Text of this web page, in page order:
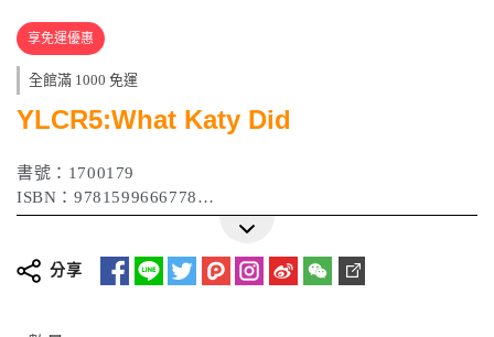
享免運優惠
全館滿 1000 免運
YLCR5:What Katy Did
書號：1700179
ISBN：9781599666778
作者：Susan Coolidge
分享